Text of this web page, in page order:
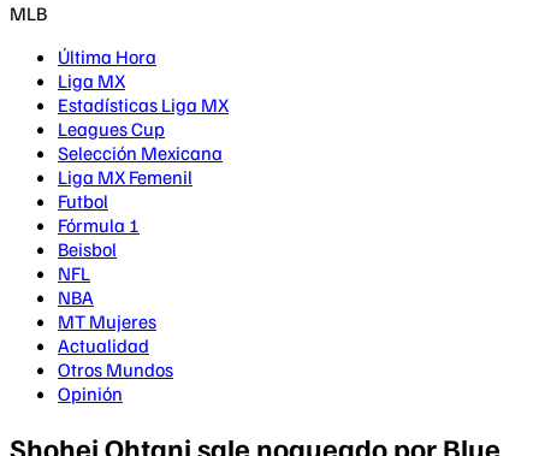
MLB
Última Hora
Liga MX
Estadísticas Liga MX
Leagues Cup
Selección Mexicana
Liga MX Femenil
Futbol
Fórmula 1
Beisbol
NFL
NBA
MT Mujeres
Actualidad
Otros Mundos
Opinión
Shohei Ohtani sale noqueado por Blue